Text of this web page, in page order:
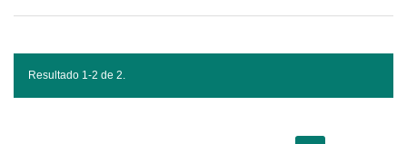
Resultado 1-2 de 2.